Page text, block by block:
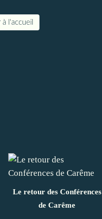
à l'accueil
Le retour des Conférences
de Carême